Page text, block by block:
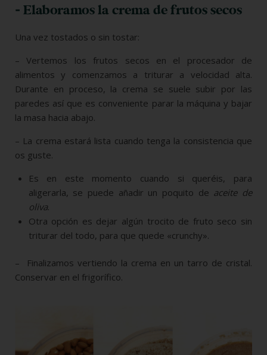
- Elaboramos la crema de frutos secos
Una vez tostados o sin tostar:
– Vertemos los frutos secos en el procesador de
alimentos y comenzamos a triturar a velocidad alta.
Durante en proceso, la crema se suele subir por las
paredes así que es conveniente parar la máquina y bajar
la masa hacia abajo.
– La crema estará lista cuando tenga la consistencia que
os guste.
Es en este momento cuando si queréis, para
aligerarla, se puede añadir un poquito de aceite de
oliva.
Otra opción es dejar algún trocito de fruto seco sin
triturar del todo, para que quede «crunchy».
– Finalizamos vertiendo la crema en un tarro de cristal.
Conservar en el frigorífico.